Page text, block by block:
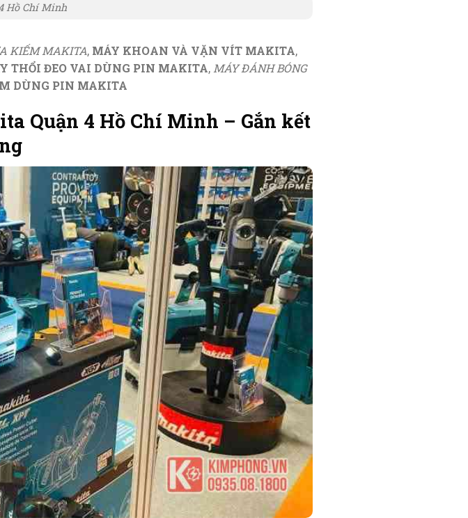
Hồ Chí Minh
KIẾM MAKITA, MÁY KHOAN VÀ VẶN VÍT MAKITA,
THỔI ĐEO VAI DÙNG PIN MAKITA, MÁY ĐÁNH BÓNG
DÙNG PIN MAKITA
Quận 4 Hồ Chí Minh – Gắn kết